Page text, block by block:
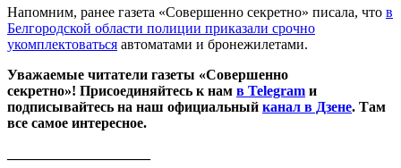
Напомним, ранее газета «Совершенно секретно» писала, что в
Белгородской области полиции приказали срочно
укомплектоваться автоматами и бронежилетами.
Уважаемые читатели газеты «Совершенно
секретно»! Присоединяйтесь к нам в Telegram и
подписывайтесь на наш официальный канал в Дзене. Там
все самое интересное.